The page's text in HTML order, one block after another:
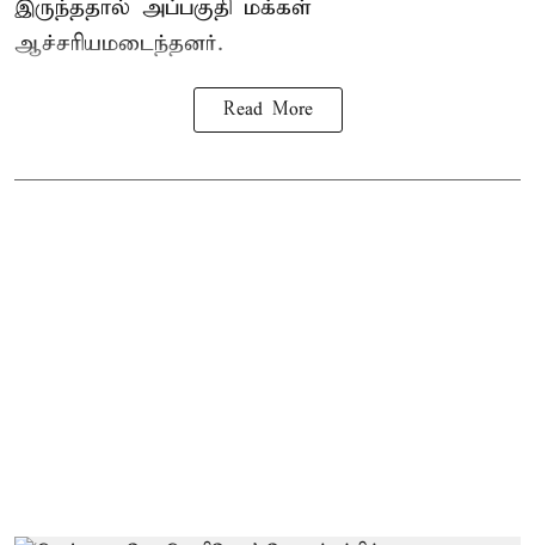
இருந்ததால் அப்பகுதி மக்கள்
ஆச்சரியமடைந்தனர்.
Read More